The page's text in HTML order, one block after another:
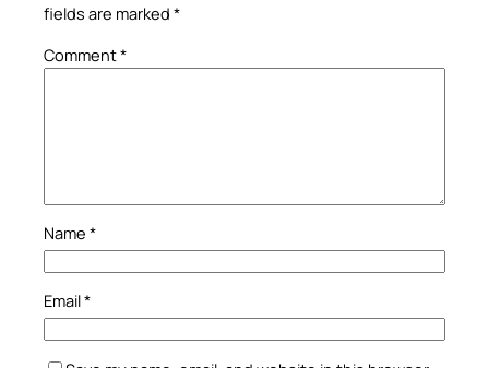
fields are marked *
Comment*
Name *
Email*